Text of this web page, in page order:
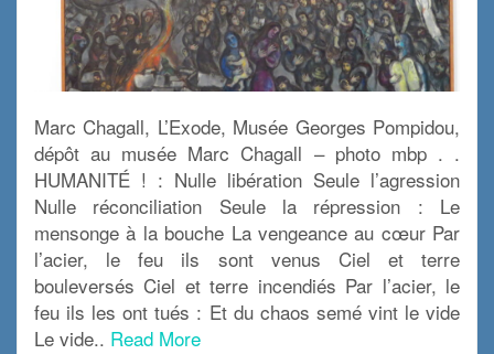
Marc Chagall, L’Exode, Musée Georges Pompidou,
dépôt au musée Marc Chagall – photo mbp . .
HUMANITÉ ! : Nulle libération Seule l’agression
Nulle réconciliation Seule la répression : Le
mensonge à la bouche La vengeance au cœur Par
l’acier, le feu ils sont venus Ciel et terre
bouleversés Ciel et terre incendiés Par l’acier, le
feu ils les ont tués : Et du chaos semé vint le vide
Le vide.. Read More